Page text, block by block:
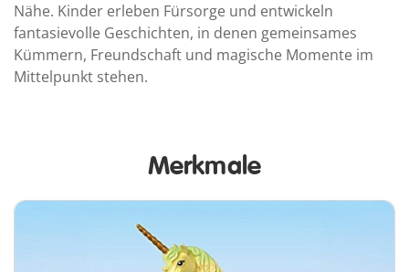
Nähe. Kinder erleben Fürsorge und entwickeln
fantasievolle Geschichten, in denen gemeinsames
Kümmern, Freundschaft und magische Momente im
Mittelpunkt stehen.
Merkmale